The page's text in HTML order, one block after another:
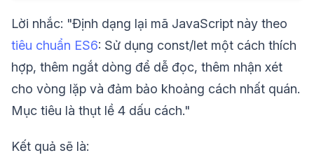
Lời nhắc: "Định dạng lại mã JavaScript này theo
tiêu chuẩn ES6: Sử dụng const/let một cách thích
hợp, thêm ngắt dòng để dễ đọc, thêm nhận xét
cho vòng lặp và đảm bảo khoảng cách nhất quán.
Mục tiêu là thụt lề 4 dấu cách."
Kết quả sẽ là: